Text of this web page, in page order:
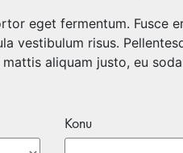
eget fermentum. Fusce
vestibulum risus.
aliquam justo, eu
Konu